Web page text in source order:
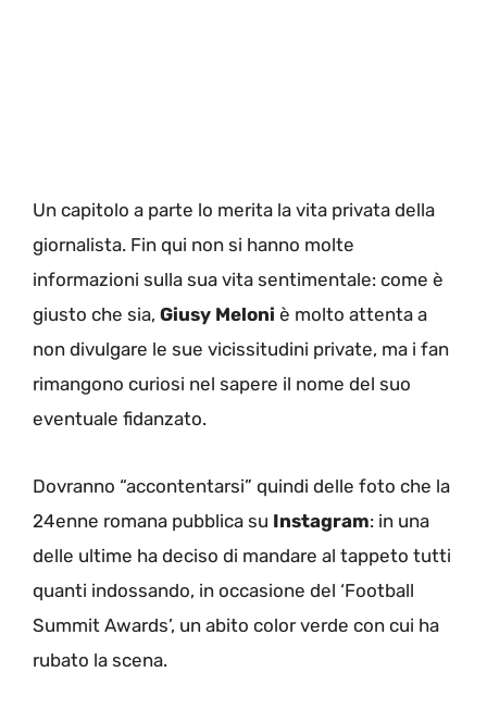
Un capitolo a parte lo merita la vita privata della
giornalista. Fin qui non si hanno molte
informazioni sulla sua vita sentimentale: come è
giusto che sia, Giusy Meloni è molto attenta a
non divulgare le sue vicissitudini private, ma i fan
rimangono curiosi nel sapere il nome del suo
eventuale fidanzato.
Dovranno “accontentarsi” quindi delle foto che la
24enne romana pubblica su Instagram: in una
delle ultime ha deciso di mandare al tappeto tutti
quanti indossando, in occasione del ‘Football
Summit Awards’, un abito color verde con cui ha
rubato la scena.